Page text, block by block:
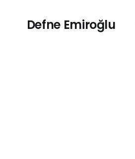
Defne Emiroğlu